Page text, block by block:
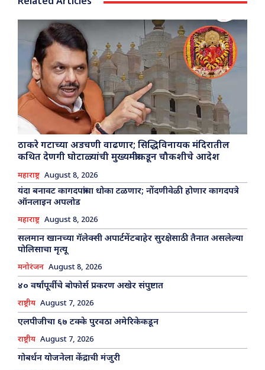
ठाकरे गटाच्या अडचणी वाढणार; सिद्धिविनायक मंदिरातील
कथित देणगी घोटाळ्यांची मुख्यमंत्रीकडून चौकशीचे आदेश
महाराष्ट्र August 8, 2026
यंदा बनावट कागदपत्रांचा धोका टळणार; नोंदणीवेळी होणार कागदपत्रे
ऑनलाइन अपलोड
महाराष्ट्र August 8, 2026
सलमान खानच्या गॅलेक्सी अपार्टमेंटबाहेर सुरक्षेसाठी तैनात असलेल्या
पोलिसाचा मृत्यू
मनोरंजन August 8, 2026
४० वर्षांपूर्वीचे बोफोर्स प्रकरण अखेर संपुष्टात
राष्ट्रीय August 7, 2026
एलपीजीचा ६७ टक्के पुरवठा अमेरिकेकडून
राष्ट्रीय August 7, 2026
गोबर्धन योजनेला केंद्राची मंजुरी